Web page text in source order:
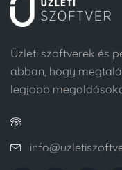
Üzleti szoftverek és
abban, hogy
legjobb